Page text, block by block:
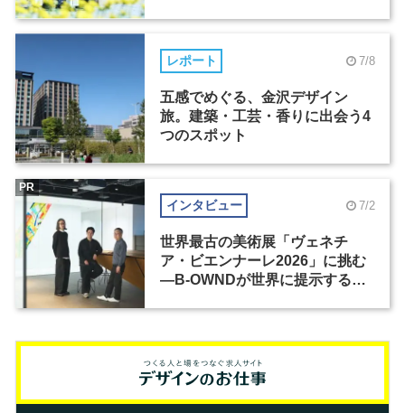
レポート 7/8
五感でめぐる、金沢デザイン
旅。建築・工芸・香りに出会う4
つのスポット
インタビュー 7/2
世界最古の美術展「ヴェネチ
ア・ビエンナーレ2026」に挑む
―B-OWNDが世界に提示する美
PR